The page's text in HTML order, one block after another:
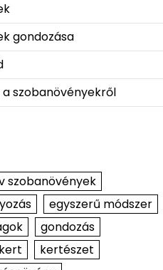
gondozása
szobanövényekről
szobanövények
egyszerű módszer
gondozás
kert
kertészet